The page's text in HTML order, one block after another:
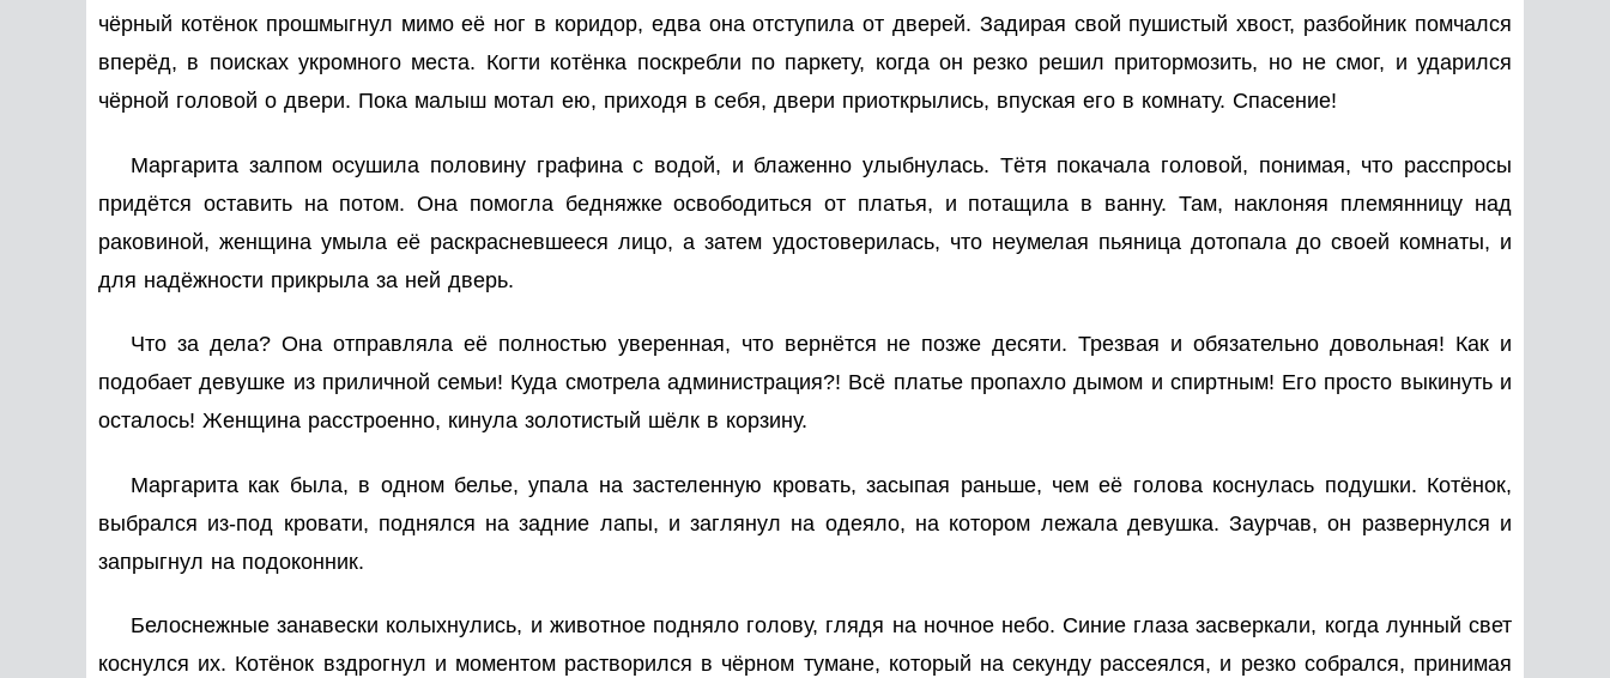
чёрный котёнок прошмыгнул мимо её ног в коридор, едва она отступила от дверей. Задирая свой пушистый хвост, разбойник помчался
вперёд, в поисках укромного места. Когти котёнка поскребли по паркету, когда он резко решил притормозить, но не смог, и ударился
чёрной головой о двери. Пока малыш мотал ею, приходя в себя, двери приоткрылись, впуская его в комнату. Спасение!
Маргарита залпом осушила половину графина с водой, и блаженно улыбнулась. Тётя покачала головой, понимая, что расспросы
придётся оставить на потом. Она помогла бедняжке освободиться от платья, и потащила в ванну. Там, наклоняя племянницу над
раковиной, женщина умыла её раскрасневшееся лицо, а затем удостоверилась, что неумелая пьяница дотопала до своей комнаты, и
для надёжности прикрыла за ней дверь.
Что за дела? Она отправляла её полностью уверенная, что вернётся не позже десяти. Трезвая и обязательно довольная! Как и
подобает девушке из приличной семьи! Куда смотрела администрация?! Всё платье пропахло дымом и спиртным! Его просто выкинуть и
осталось! Женщина расстроенно, кинула золотистый шёлк в корзину.
Маргарита как была, в одном белье, упала на застеленную кровать, засыпая раньше, чем её голова коснулась подушки. Котёнок,
выбрался из-под кровати, поднялся на задние лапы, и заглянул на одеяло, на котором лежала девушка. Заурчав, он развернулся и
запрыгнул на подоконник.
Белоснежные занавески колыхнулись, и животное подняло голову, глядя на ночное небо. Синие глаза засверкали, когда лунный свет
коснулся их. Котёнок вздрогнул и моментом растворился в чёрном тумане, который на секунду рассеялся, и резко собрался, принимая